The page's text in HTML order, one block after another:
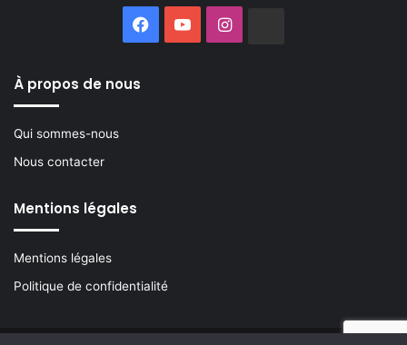
Facebook
YouTubeInstagram
À propos de nous
Qui sommes-nous
Nous contacter
Mentions légales
Mentions légales
Politique de confidentialité